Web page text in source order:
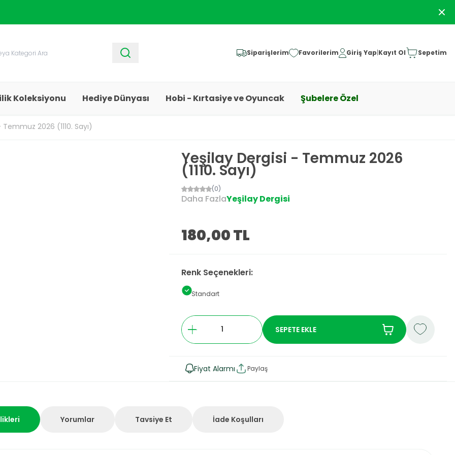
Siparişlerim Favorilerim Giriş Yap|Kayıt Ol Sepetim
Koleksiyonu Hediye Dünyası Hobi - Kırtasiye ve Oyuncak Şubelere Özel
2026 (1110. Sayı)
Yeşilay Dergisi - Temmuz 2026
(1110. Sayı)
(0)
Daha FazlaYeşilay Dergisi
180,00TL
Renk Seçenekleri:
Standart
SEPETE EKLE
Fiyat Alarmı Paylaş
Yorumlar Tavsiye Et İade Koşulları